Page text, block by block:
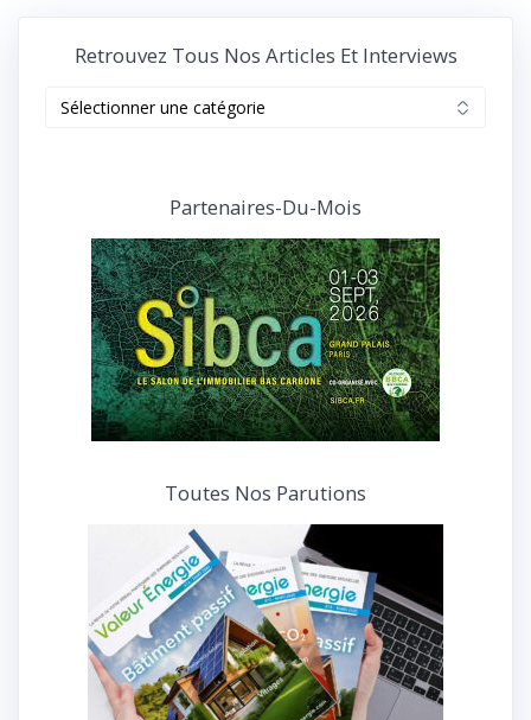
Retrouvez Tous Nos Articles Et Interviews
interviews
Partenaires-Du-Mois
Toutes Nos Parutions